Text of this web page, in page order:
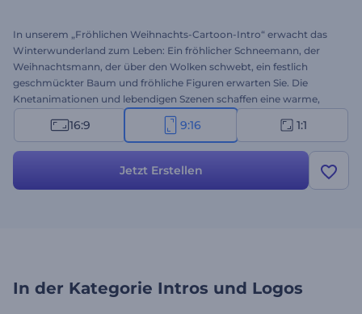
In unserem „Fröhlichen Weihnachts-Cartoon-Intro“ erwacht das
Winterwunderland zum Leben: Ein fröhlicher Schneemann, der
Weihnachtsmann, der über den Wolken schwebt, ein festlich
geschmückter Baum und fröhliche Figuren erwarten Sie. Die
Knetanimationen und lebendigen Szenen schaffen eine warme,
nostalgische Weihnachtsatmosphäre, in der Ihr Logo in seiner
vollen Pracht erstrahlt. Laden Sie Ihr Logo hoch, geben Sie Ihre
einzigartiges Video – perfekt für Grüße, Ankündigungen,
Werbeaktionen und all Ihre Weihnachtsinhalte. Jetzt ausprobieren!
16:9 9:16 1:1
Jetzt Erstellen
In der Kategorie Intros und Logos